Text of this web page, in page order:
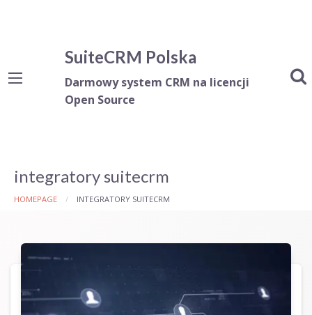
SuiteCRM Polska
Darmowy system CRM na licencji
Open Source
integratory suitecrm
HOMEPAGE INTEGRATORY SUITECRM